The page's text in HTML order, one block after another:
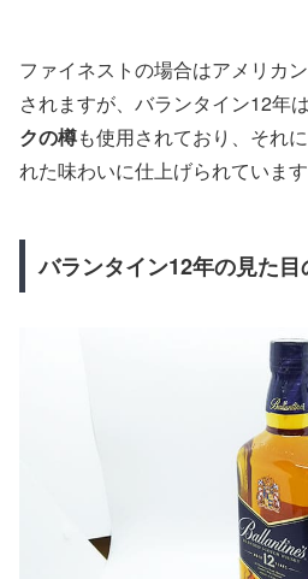
ファイネストの場合はアメリカ
されますが、バランタイン12年
クの樽も使用されており、それ
れた味わいに仕上げられています
バランタイン12年の見た